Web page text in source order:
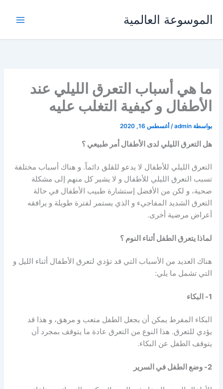
الموسوعة العالمية
ما هي أسباب التعرق الليلي عند
الأطفال و كيفية التغلب عليه
بواسطة admin
/ أغسطس 16, 2020
هل التعرق الليلي لدى الأطفال أمر طبيعي ؟
التعرق الليلي للأطفال لا يدعو للقلق دائماً. و هناك أسباب مختلفة
تسبب التعرق الليلي للأطفال و لا يشير كل منهم إلى مشكلة
صحية، و لكن من الأفضل إستشارة طبيب الأطفال في حالة
التعرق الشديد المفاجيء و الذي يستمر لفترة طويلة و يرافقه
أعراض مرضية أخرى.
لماذا يتعرق الطفل أثناء النوم ؟
هناك العديد من الأسباب التي قد تؤدي لتعرق الأطفال أثناء الليل و
التي تشمل ما يلي:
1- البكاء
البكاء المفرط يمكن أن يجعل الطفل متعب و مرهق، و هذا قد
يؤدي للتعرق. هذا النوع من التعرق عادة ما يتوقف بمجرد أن
يتوقف الطفل عن البكاء.
2- وضع الطفل في السرير